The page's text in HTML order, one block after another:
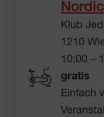
Klub
1210
10:00 –
gratis
Einfach